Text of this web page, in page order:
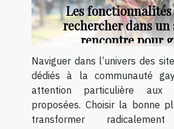
Les fonctionnalités
rechercher dans un
rencontre pour
Naviguer dans l’univers des
dédiés à la communauté
attention particulière aux
proposées. Choisir la bonne
transformer radicalement